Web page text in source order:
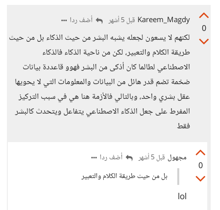
0
Kareem_Magdy قبل 5 أشهر أضف ردا
لكنهم لا يسعون لجعله يشبه البشر من حيث الذكاء بل من حيث
طريقة الكلام والتعبير، لكن من ناحية الذكاء فالذكاء
الاصطناعي لطالما كان أذكى من البشر فهوو قاعددة بيانات
ضخمة تضم قدر هائل من البيانات والمعلومات التي لا يحويها
عقل بشري واحد، وبالتالي فالأزمة هنا هي في سبب التركيز
المفرط على جعل الذكاء الاصطناعي يتفاعل ويتحدث كالبشر
فقط
0
مجهول قبل 5 أشهر
أضف ردا
بل من حيث طريقة الكلام والتعبير
lol